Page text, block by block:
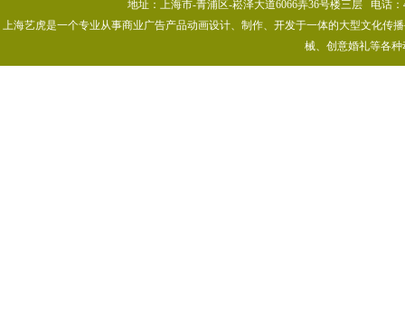
地址：上海市-青浦区-崧泽大道6066弄36号楼三层 电话
上海艺虎是一个专业从事商业广告产品动画设计、制作、开发于一体的大型文化传
械、创意婚礼等各